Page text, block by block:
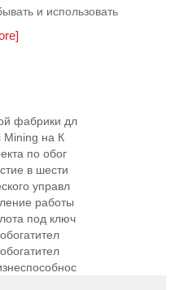
и использовать
фабрики дл
Mining на К
по обог
в шести
управл
работы
под ключ